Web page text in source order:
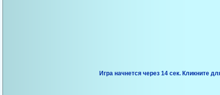
Игра начнется через 14 сек. Кликните